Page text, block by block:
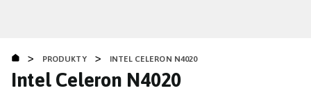
obsahu
> PRODUKTY > INTEL CELERON N4020
Intel Celeron N4020